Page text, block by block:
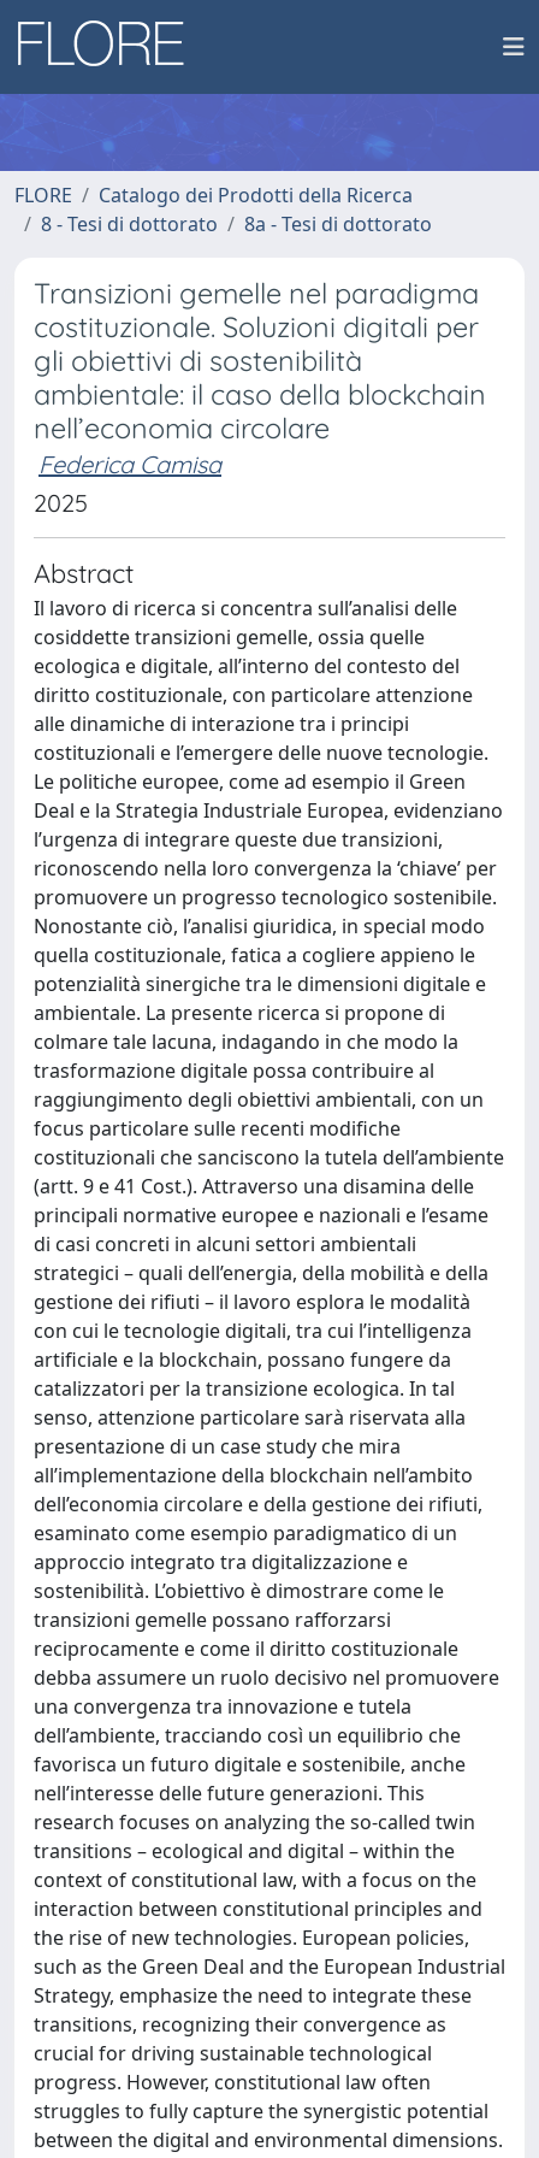
FLORE
Catalogo dei Prodotti della Ricerca
8 - Tesi di dottorato
8a - Tesi di dottorato
Transizioni gemelle nel paradigma
costituzionale. Soluzioni digitali per
gli obiettivi di sostenibilità
ambientale: il caso della blockchain
nell’economia circolare
Federica Camisa
2025
Abstract
Il lavoro di ricerca si concentra sull’analisi delle
cosiddette transizioni gemelle, ossia quelle
ecologica e digitale, all’interno del contesto del
diritto costituzionale, con particolare attenzione
alle dinamiche di interazione tra i principi
costituzionali e l’emergere delle nuove tecnologie.
Le politiche europee, come ad esempio il Green
Deal e la Strategia Industriale Europea, evidenziano
l’urgenza di integrare queste due transizioni,
riconoscendo nella loro convergenza la ‘chiave’ per
promuovere un progresso tecnologico sostenibile.
Nonostante ciò, l’analisi giuridica, in special modo
quella costituzionale, fatica a cogliere appieno le
potenzialità sinergiche tra le dimensioni digitale e
ambientale. La presente ricerca si propone di
colmare tale lacuna, indagando in che modo la
trasformazione digitale possa contribuire al
raggiungimento degli obiettivi ambientali, con un
focus particolare sulle recenti modifiche
costituzionali che sanciscono la tutela dell’ambiente
(artt. 9 e 41 Cost.). Attraverso una disamina delle
principali normative europee e nazionali e l’esame
di casi concreti in alcuni settori ambientali
strategici – quali dell’energia, della mobilità e della
gestione dei rifiuti – il lavoro esplora le modalità
con cui le tecnologie digitali, tra cui l’intelligenza
artificiale e la blockchain, possano fungere da
catalizzatori per la transizione ecologica. In tal
senso, attenzione particolare sarà riservata alla
presentazione di un case study che mira
all’implementazione della blockchain nell’ambito
dell’economia circolare e della gestione dei rifiuti,
esaminato come esempio paradigmatico di un
approccio integrato tra digitalizzazione e
sostenibilità. L’obiettivo è dimostrare come le
transizioni gemelle possano rafforzarsi
reciprocamente e come il diritto costituzionale
debba assumere un ruolo decisivo nel promuovere
una convergenza tra innovazione e tutela
dell’ambiente, tracciando così un equilibrio che
favorisca un futuro digitale e sostenibile, anche
nell’interesse delle future generazioni. This
research focuses on analyzing the so-called twin
transitions – ecological and digital – within the
context of constitutional law, with a focus on the
interaction between constitutional principles and
the rise of new technologies. European policies,
such as the Green Deal and the European Industrial
Strategy, emphasize the need to integrate these
transitions, recognizing their convergence as
crucial for driving sustainable technological
progress. However, constitutional law often
struggles to fully capture the synergistic potential
between the digital and environmental dimensions.